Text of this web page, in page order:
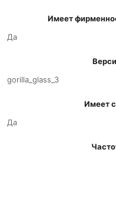
Имеет
Да
gorilla_glass_3
Имеет
Да